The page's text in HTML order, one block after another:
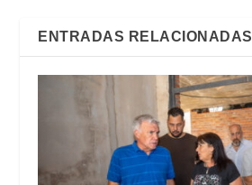
ENTRADAS RELACIONADAS